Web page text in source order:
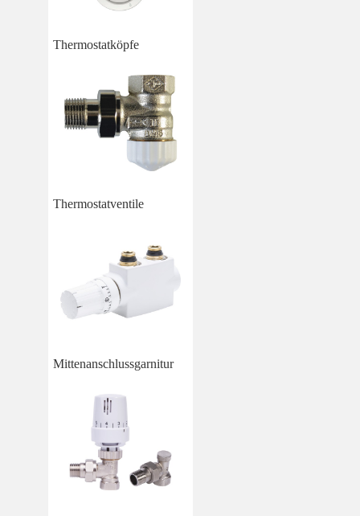
Thermostatköpfe
Thermostatventile
Mittenanschlussgarnitur